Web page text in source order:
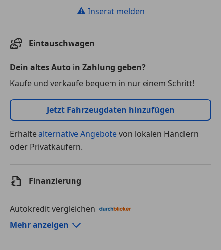
⚠ Inserat melden
Eintauschwagen
Dein altes Auto in Zahlung geben?
Kaufe und verkaufe bequem in nur einem Schritt!
Jetzt Fahrzeugdaten hinzufügen
Erhaltealternative Angebotevon lokalen Händlern
oder Privatkäufern.
Finanzierung
Autokredit vergleichen
Autokredit-Rechner von durchblicker.at
Mehr anzeigen